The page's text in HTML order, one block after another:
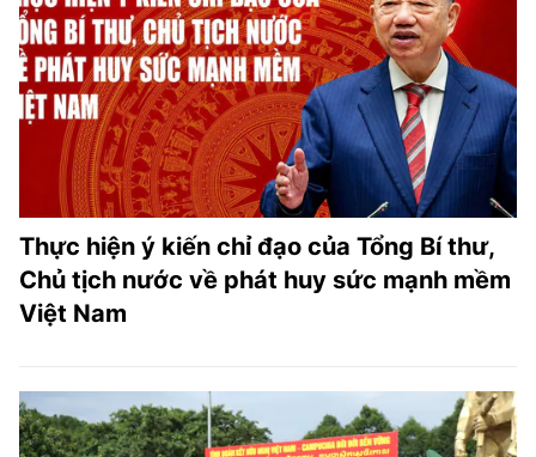
Thực hiện ý kiến chỉ đạo của Tổng Bí thư,
Chủ tịch nước về phát huy sức mạnh mềm
Việt Nam